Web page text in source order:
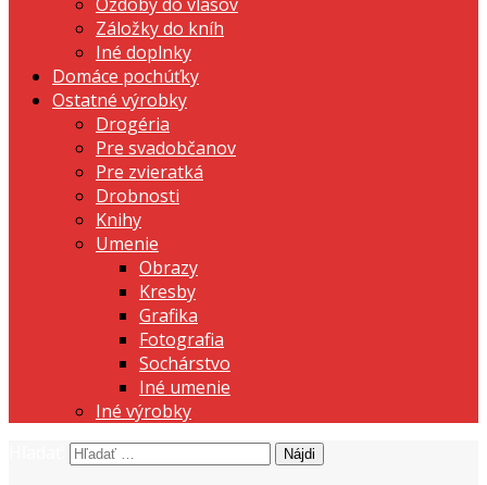
Záložky do kníh
Iné doplnky
Domáce pochúťky
Ostatné výrobky
Drogéria
Pre svadobčanov
Pre zvieratká
Drobnosti
Knihy
Umenie
Obrazy
Kresby
Grafika
Fotografia
Sochárstvo
Iné umenie
Iné výrobky